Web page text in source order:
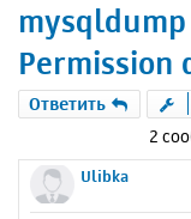
Permission
Ответить
2
Ulibka